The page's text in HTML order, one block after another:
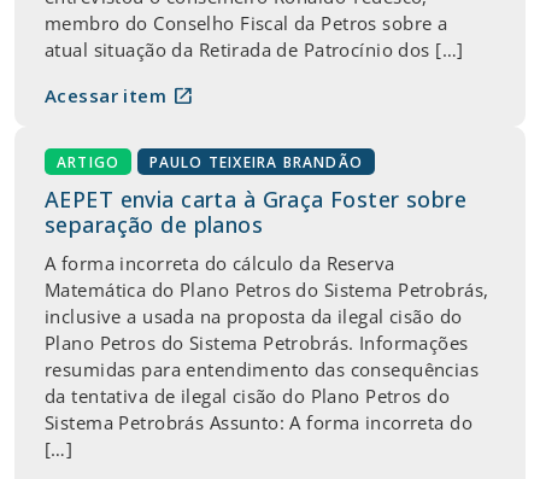
membro do Conselho Fiscal da Petros sobre a
atual situação da Retirada de Patrocínio dos […]
Acessar item open_in_new
ARTIGO PAULO TEIXEIRA BRANDÃO
AEPET envia carta à Graça Foster sobre
separação de planos
A forma incorreta do cálculo da Reserva
Matemática do Plano Petros do Sistema Petrobrás,
inclusive a usada na proposta da ilegal cisão do
Plano Petros do Sistema Petrobrás. Informações
resumidas para entendimento das consequências
da tentativa de ilegal cisão do Plano Petros do
Sistema Petrobrás Assunto: A forma incorreta do
[…]